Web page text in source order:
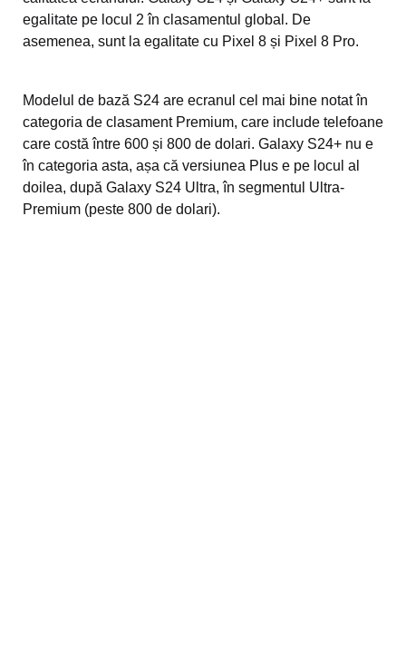
egalitate pe locul 2 în clasamentul global. De
asemenea, sunt la egalitate cu Pixel 8 și Pixel 8 Pro.
Modelul de bază S24 are ecranul cel mai bine notat în
categoria de clasament Premium, care include telefoane
care costă între 600 și 800 de dolari. Galaxy S24+ nu e
în categoria asta, așa că versiunea Plus e pe locul al
doilea, după Galaxy S24 Ultra, în segmentul Ultra-
Premium (peste 800 de dolari).